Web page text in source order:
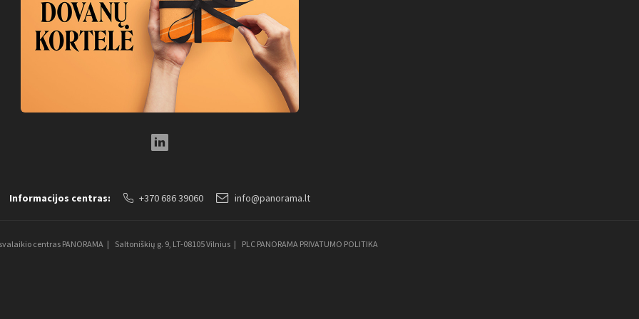
Informacijos centras: +370 686 39060 info@panorama.lt
centras PANORAMA Saltoniškių g. 9, LT-08105 Vilnius PLC PANORAMA PRIVATUMO POLITIKA